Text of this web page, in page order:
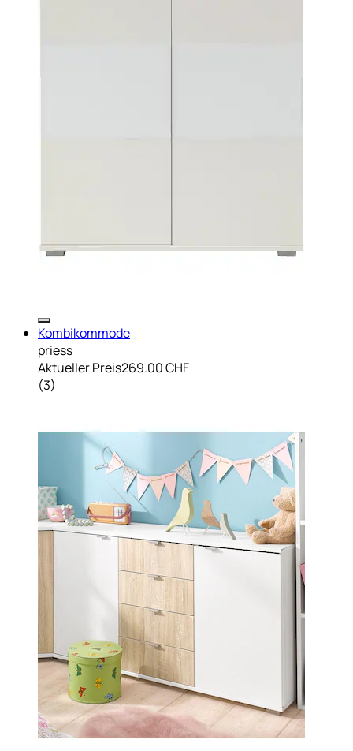
Kombikommode
priess
Aktueller Preis269.00 CHF
(3)